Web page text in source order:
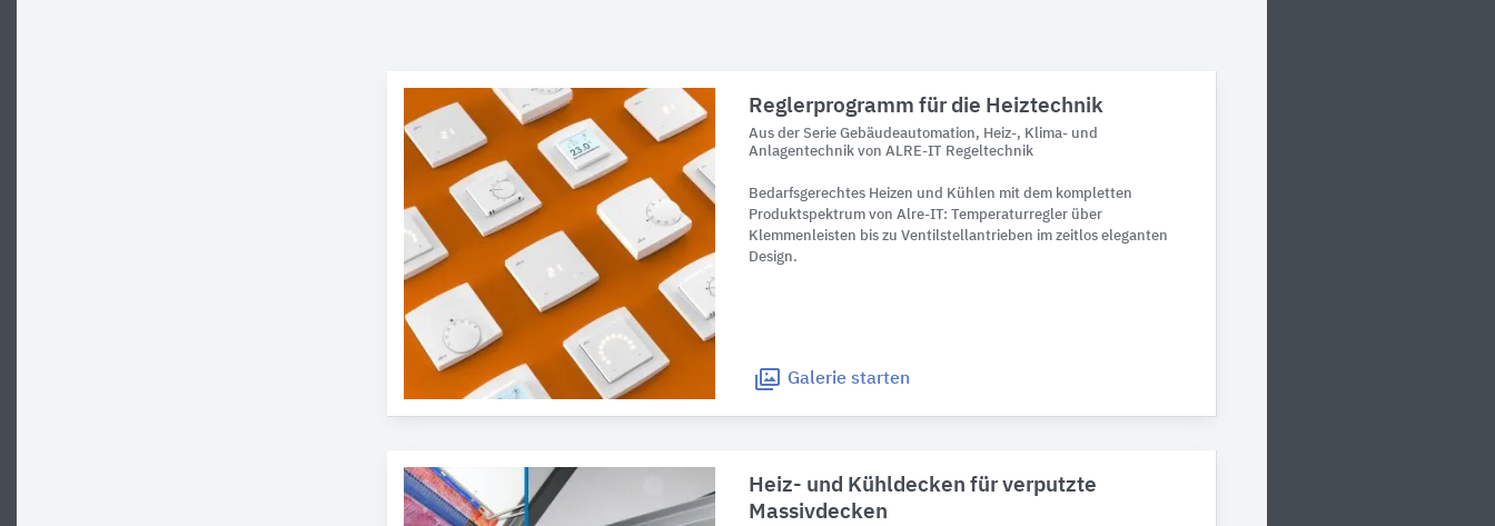
Reglerprogramm für die Heiztechnik
Aus der Serie Gebäudeautomation, Heiz-, Klima- und
Anlagentechnik von ALRE-IT Regeltechnik
Bedarfsgerechtes Heizen und Kühlen mit dem kompletten
Produktspektrum von Alre-IT: Temperaturregler über
Klemmenleisten bis zu Ventilstellantrieben im zeitlos eleganten
Design.
Galerie starten
Heiz- und Kühldecken für verputzte
Massivdecken